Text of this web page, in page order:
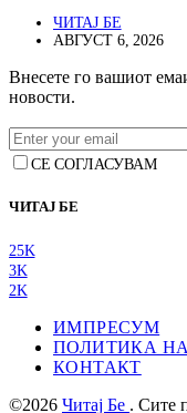
ЧИТАЈ БЕ
АВГУСТ 6, 2026
Внесете го вашиот
новости.
СЕ СОГЛАСУВАМ
ЧИТАЈ БЕ
25K
3K
2K
ИМПРЕСУМ
ПОЛИТИКА
КОНТАКТ
©2026 Читај Бе . Сите